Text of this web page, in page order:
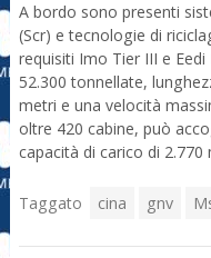
A bordo sono presenti
(Scr) e tecnologie di
requisiti Imo Tier III e
52.300 tonnellate,
metri e una velocità
oltre 420 cabine, può
capacità di carico di 2.770
Taggato cina gnv